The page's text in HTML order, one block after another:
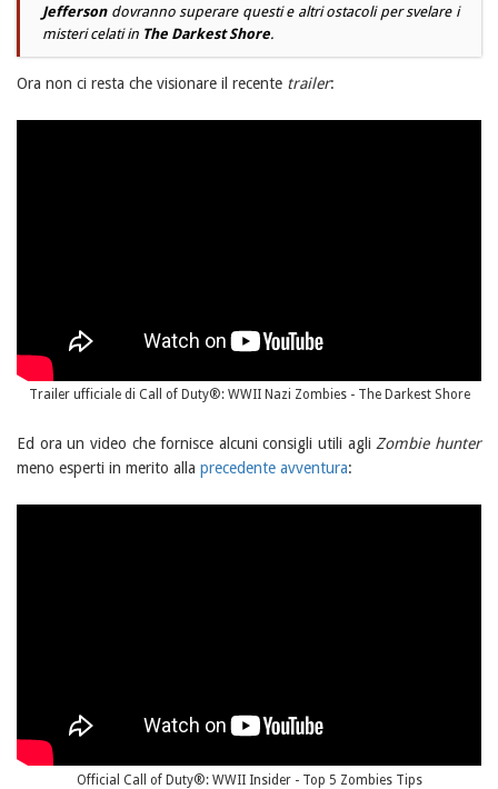
Jeffersondovranno superare questi e altri ostacoli per svelare i
misteri celati in The Darkest Shore.
Ora non ci resta che visionare il recente trailer:
Trailer ufficiale di Call of Duty®: WWII Nazi Zombies - The Darkest Shore
Ed ora un video che fornisce alcuni consigli utili agliZombie hunter
meno esperti in merito alla precedente avventura:
Official Call of Duty®: WWII Insider - Top 5 Zombies Tips